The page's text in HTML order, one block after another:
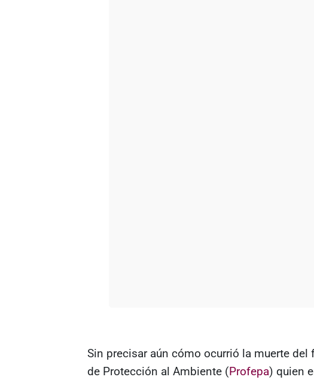
Sin precisar aún cómo ocurrió la muerte del
de Protección al Ambiente (Profepa) quien